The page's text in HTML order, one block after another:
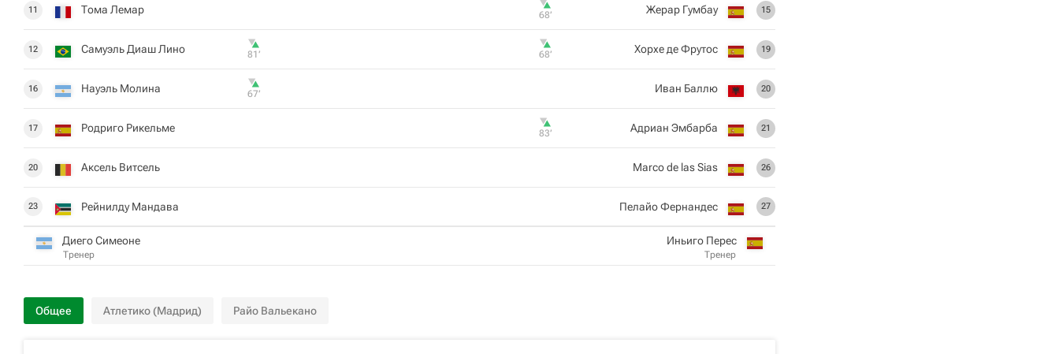
11 Тома Лемар
12 Самуэль Диаш Лино 81‎’‎
16 Науэль Молина 67‎’‎
17 Родриго Рикельме
20 Аксель Витсель
23 Рейнилду Мандава
Диего Симеоне
Тренер
15
Жерар Гумбау
68‎’‎
19
Хорхе де Фрутос
68‎’‎
20
Иван Баллю
21
Адриан Эмбарба
83‎’‎
26
Marco de las Sias
27
Пелайо Фернандес
Иньиго Перес
Тренер
Общее Атлетико (Мадрид) Райо Вальекано